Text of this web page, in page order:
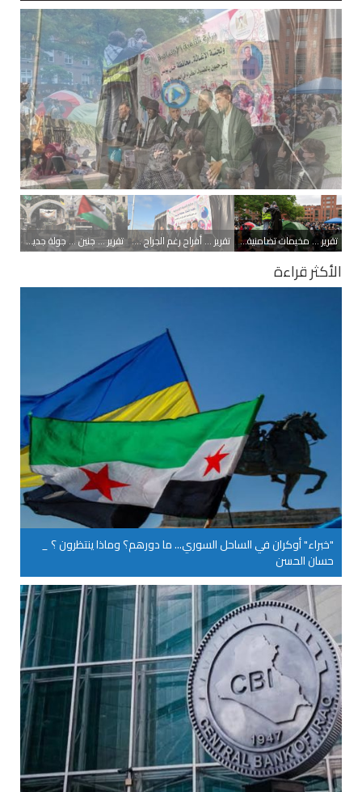
تقرير ... مخيمات تضامنية مع غزة .. الطلاب في الجامعات الأميركية
يواصلون احتجاجاتهم
الثبات ـ دولي
تقرير ... جنين ... جولة جديدة من التحدي والصمود تقرير ... أفراح رغم الجراح .. حفل زفاف جماعي في غزة تقرير ... مخيمات تضامنية مع غزة .. الطلاب في الجامعات الأميركية يواصلون احتجاجاتهم
الأكثر قراءة
"خبراء" أوكران في الساحل السوري... ما دورهم؟ وماذا ينتظرون ؟ _
حسان الحسن